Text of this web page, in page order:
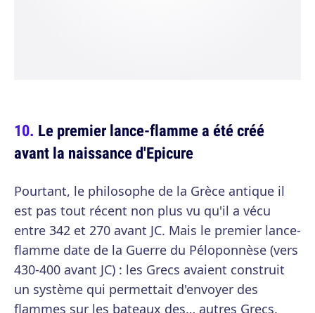
Le premier lance-flamme a été créé
avant la naissance d'Epicure
Pourtant, le philosophe de la Grèce antique il
est pas tout récent non plus vu qu'il a vécu
entre 342 et 270 avant JC. Mais le premier lance-
flamme date de la Guerre du Péloponnèse (vers
430-400 avant JC) : les Grecs avaient construit
un système qui permettait d'envoyer des
flammes sur les bateaux des… autres Grecs.